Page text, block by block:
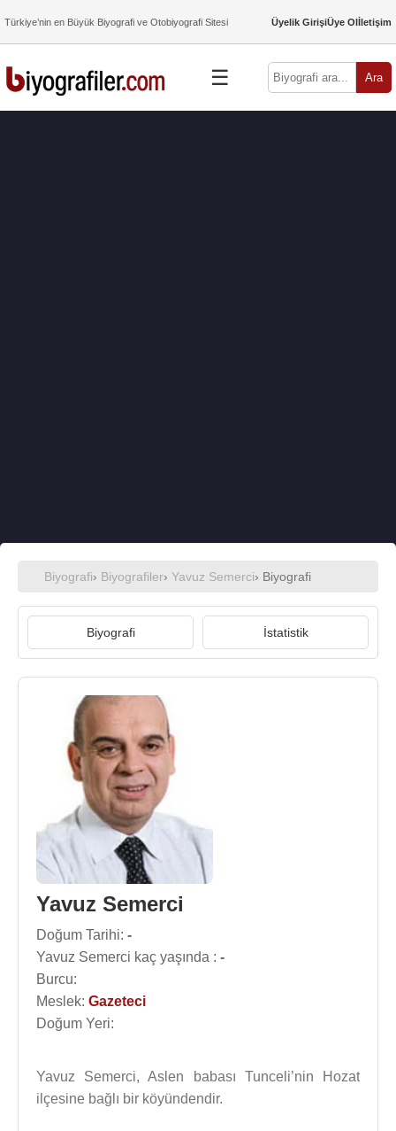
Türkiye’nin en Büyük Biyografi ve Otobiyografi Sitesi Üyelik GirişiÜye Olİletişim
☰ Ara
Biyografi› Biyografiler› Yavuz Semerci› Biyografi
Biyografi İstatistik
Yavuz Semerci
Doğum Tarihi: -
Yavuz Semerci kaç yaşında : -
Burcu:
Meslek: Gazeteci
Doğum Yeri:
Yavuz Semerci, Aslen babası Tunceli’nin Hozat
ilçesine bağlı bir köyündendir.